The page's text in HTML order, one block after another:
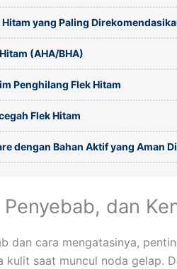
yang Paling
(AHA/BHA)
Penghilang Flek Hitam
Flek Hitam
dengan Bahan Aktif yang Aman
dan
dan cara mengatasinya,
saat muncul noda gelap.